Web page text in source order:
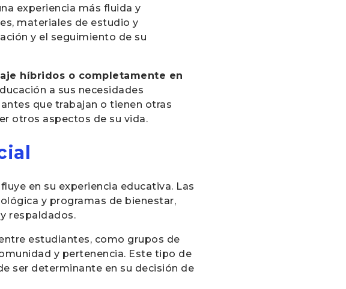
experiencia más fluida y
materiales de estudio y
y el seguimiento de su
híbridos o completamente en
a sus necesidades
que trabajan o tienen otras
otros aspectos de su vida.
en su experiencia educativa. Las
y programas de bienestar,
respaldados.
estudiantes, como grupos de
y pertenencia. Este tipo de
ser determinante en su decisión de